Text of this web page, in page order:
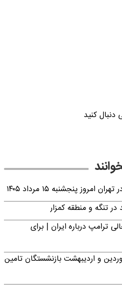
دنبال کنید
پنجشنبه ۱۵ مرداد ۱۴۰۵
تنگه و منطقه کمزار
ترامپ درباره ایران | برای
و اردیبهشت بازنشستگان تامین